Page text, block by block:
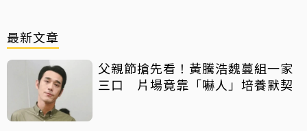
最新文章
父親節搶先看！黃騰浩魏蔓組一家
三口 片場竟靠「嚇人」培養默契